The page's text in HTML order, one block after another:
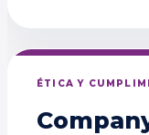
ÉTICA Y